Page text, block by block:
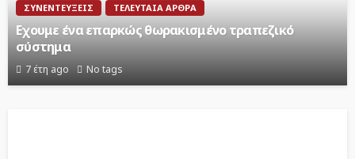
ΣΥΝΕΝΤΕΎΞΕΙΣ ΤΕΛΕΥΤΑΊΑ ΆΡΘΡΑ
Εχουμε ένα επαρκώς θωρακισμένο τραπεζικό
σύστημα
7 έτη ago No tags